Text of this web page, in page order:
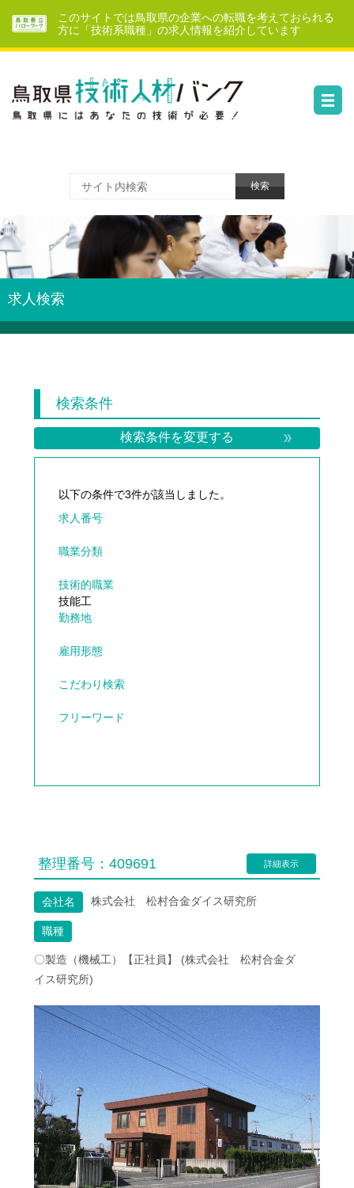
このサイトでは鳥取県の企業への転職を考えておられる
方に「技術系職種」の求人情報を紹介しています
求人検索
検索条件
検索条件を変更する
以下の条件で3件が該当しました。
求人番号
職業分類
技術的職業
技能工
勤務地
雇用形態
こだわり検索
フリーワード
整理番号： 409691 詳細表示
会社名 株式会社 松村合金ダイス研究所
職種
〇製造（機械工）【正社員】 (株式会社 松村合金ダ
イス研究所)